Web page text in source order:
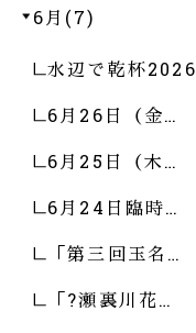
6月(7)
水辺で乾杯2026
6月26日（金…
6月25日（木…
6月24日臨時…
「第三回玉名…
「?瀬裏川花…